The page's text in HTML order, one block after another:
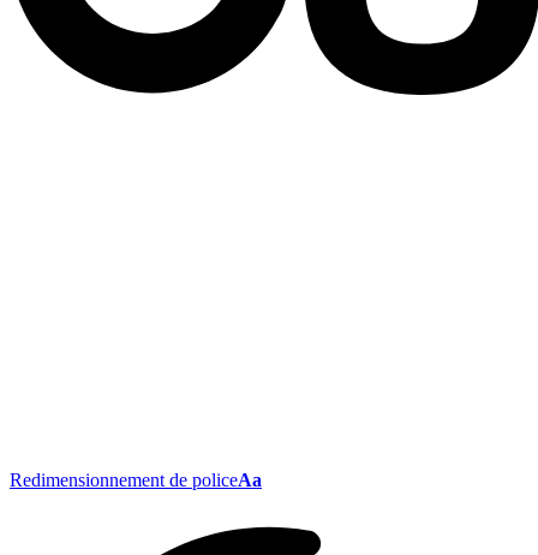
Redimensionnement de policeAa